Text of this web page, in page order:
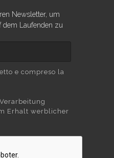
Newsletter, um
dem Laufenden zu
e compreso la
Erhalt werblicher